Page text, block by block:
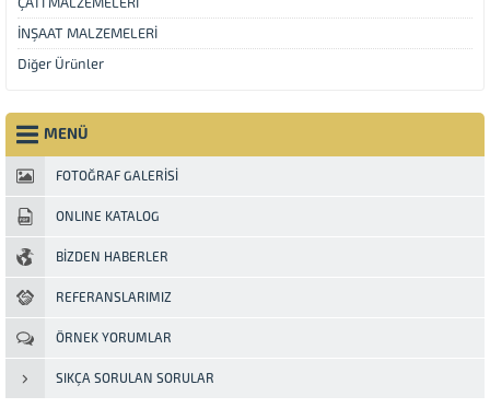
İNŞAAT MALZEMELERİ
Diğer Ürünler
MENÜ
FOTOĞRAF GALERİSİ
ONLINE KATALOG
BİZDEN HABERLER
REFERANSLARIMIZ
ÖRNEK YORUMLAR
SIKÇA SORULAN SORULAR